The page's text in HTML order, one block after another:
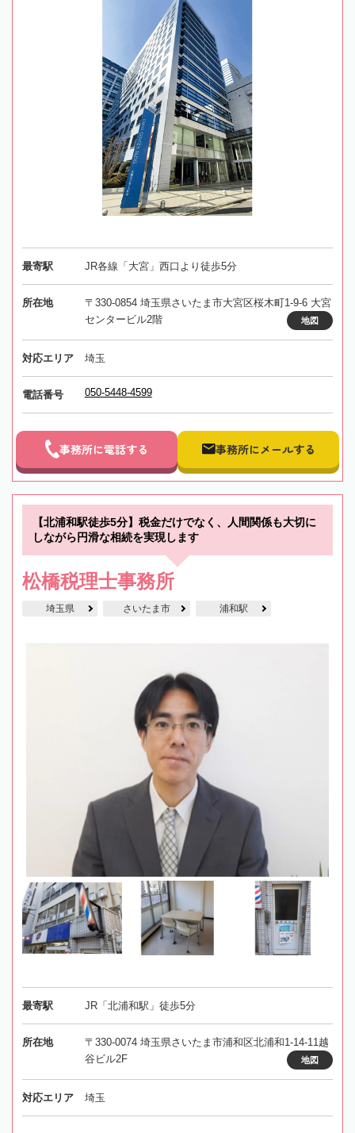
最寄駅 JR各線「大宮」西口より徒歩5分
所在地
〒330-0854 埼玉県さいたま市大宮区桜木町1-9-6 大宮
センタービル2階
地図
対応エリア 埼玉
電話番号 050-5448-4599
事務所に電話する 事務所にメールする
【北浦和駅徒歩5分】税金だけでなく、人間関係も大切に
しながら円滑な相続を実現します
松橋税理士事務所
埼玉県 さいたま市 浦和駅
最寄駅 JR「北浦和駅」徒歩5分
所在地
〒330-0074 埼玉県さいたま市浦和区北浦和1-14-11越
谷ビル2F
地図
対応エリア 埼玉